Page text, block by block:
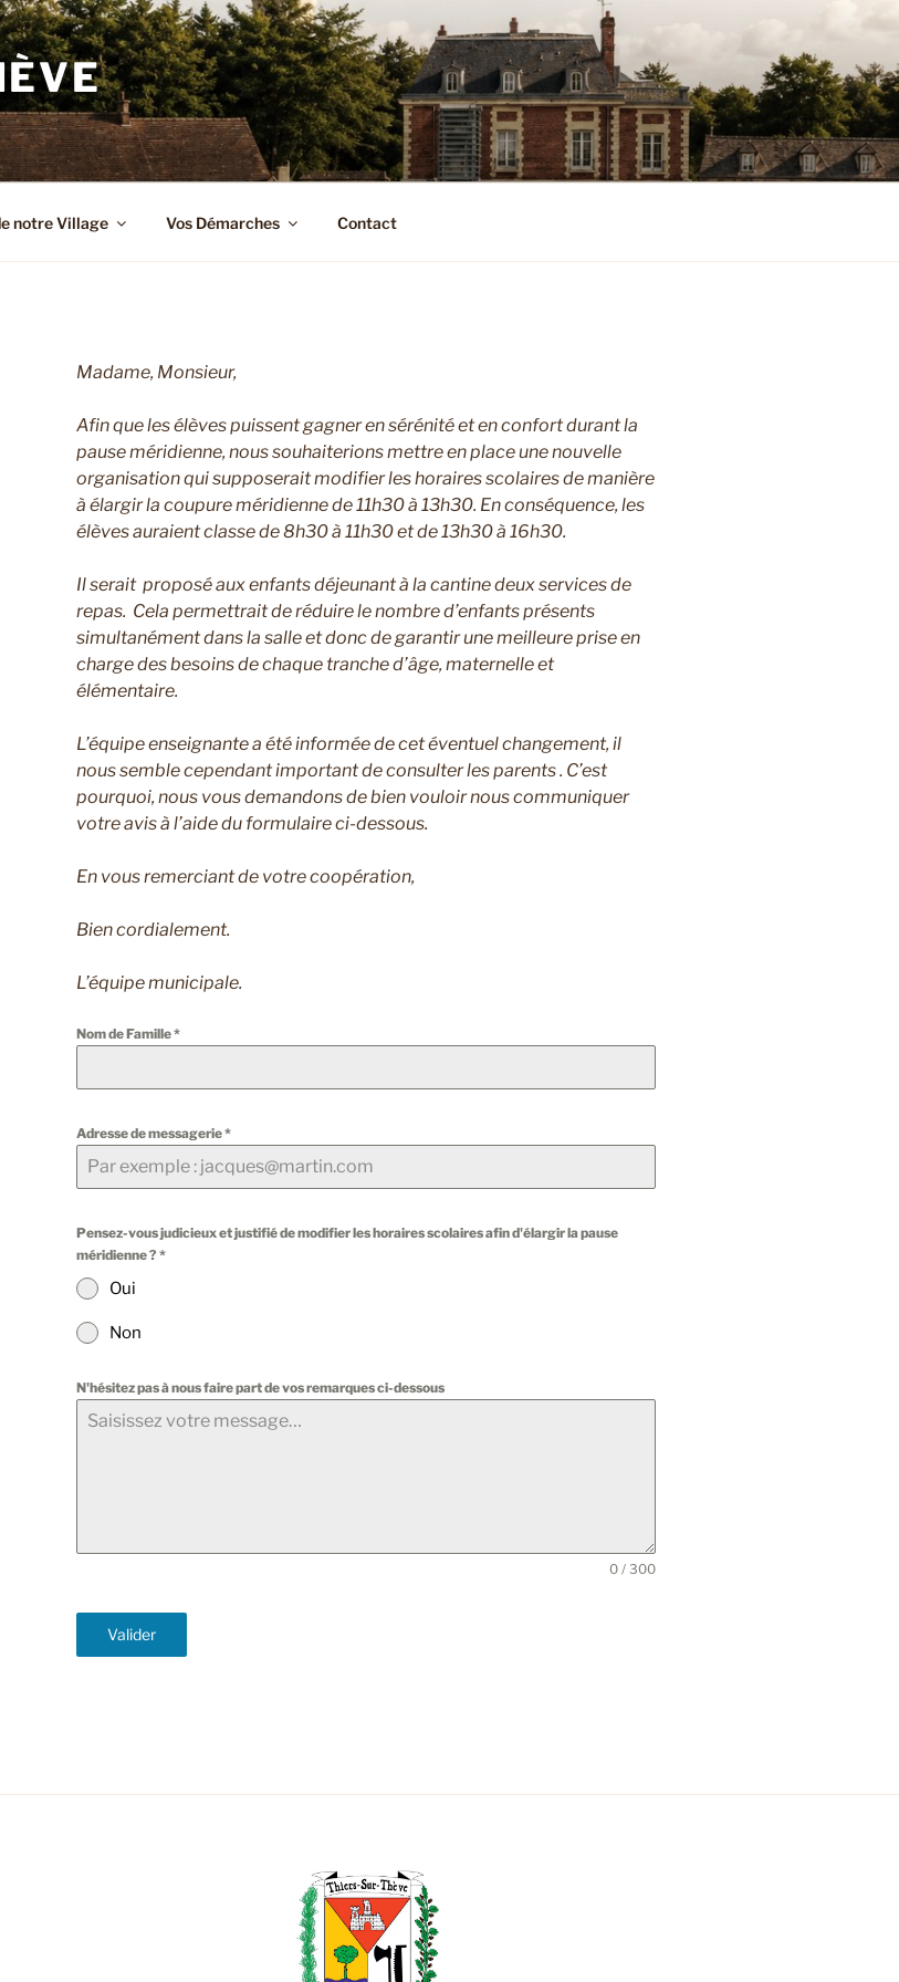
notre Village Vos Démarches Contact
Madame, Monsieur,
Afin que les élèves puissent gagner en sérénité et en confort durant la
pause méridienne, nous souhaiterions mettre en place une nouvelle
organisation qui supposerait modifier les horaires scolaires de manière
à élargir la coupure méridienne de 11h30 à 13h30. En conséquence, les
élèves auraient classe de 8h30 à 11h30 et de 13h30 à 16h30.
Il serait proposé aux enfants déjeunant à la cantine deux services de
repas. Cela permettrait de réduire le nombre d’enfants présents
simultanément dans la salle et donc de garantir une meilleure prise en
charge des besoins de chaque tranche d’âge, maternelle et
élémentaire.
L’équipe enseignante a été informée de cet éventuel changement, il
nous semble cependant important de consulter les parents . C’est
pourquoi, nous vous demandons de bien vouloir nous communiquer
votre avis à l’aide du formulaire ci-dessous.
En vous remerciant de votre coopération,
Bien cordialement.
L’équipe municipale.
Nom de Famille*
Adresse de messagerie*
Pensez-vous judicieux et justifié de modifier les horaires scolaires afin d'élargir la pause
méridienne ? *
Oui
Non
N'hésitez pas à nous faire part de vos remarques ci-dessous
0 / 300
Valider